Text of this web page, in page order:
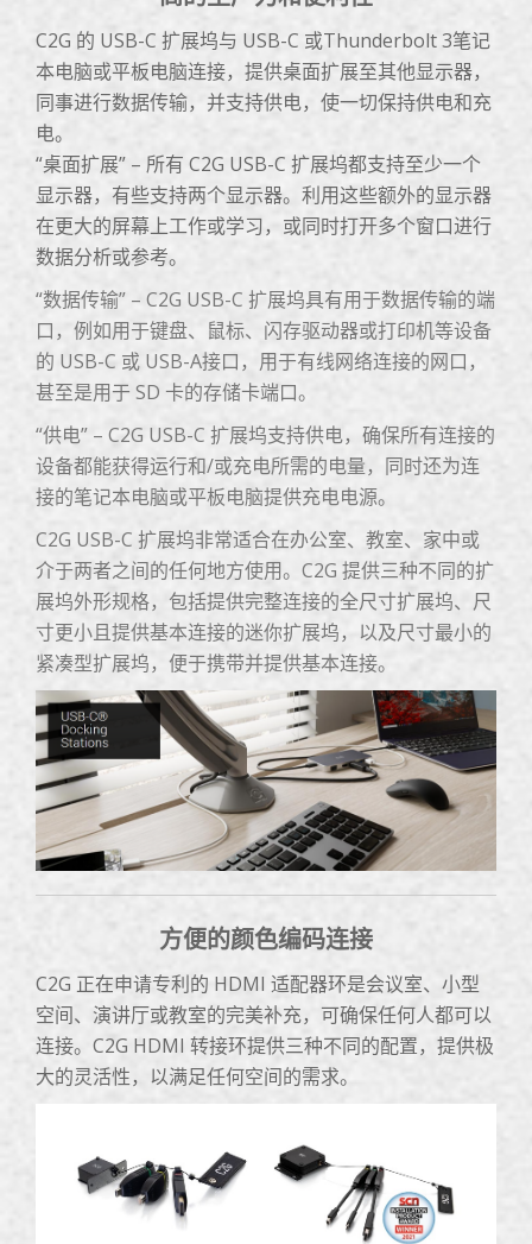
C2G 的 USB-C 扩展坞与 USB-C 或Thunderbolt 3笔记
本电脑或平板电脑连接，提供桌面扩展至其他显示器，
同事进行数据传输，并支持供电，使一切保持供电和充
电。
“桌面扩展” – 所有 C2G USB-C 扩展坞都支持至少一个
显示器，有些支持两个显示器。利用这些额外的显示器
在更大的屏幕上工作或学习，或同时打开多个窗口进行
数据分析或参考。
“数据传输” – C2G USB-C 扩展坞具有用于数据传输的端
口，例如用于键盘、鼠标、闪存驱动器或打印机等设备
的 USB-C 或 USB-A接口，用于有线网络连接的网口，
甚至是用于 SD 卡的存储卡端口。
“供电” – C2G USB-C 扩展坞支持供电，确保所有连接的
设备都能获得运行和/或充电所需的电量，同时还为连
接的笔记本电脑或平板电脑提供充电电源。
C2G USB-C 扩展坞非常适合在办公室、教室、家中或
介于两者之间的任何地方使用。C2G 提供三种不同的扩
展坞外形规格，包括提供完整连接的全尺寸扩展坞、尺
寸更小且提供基本连接的迷你扩展坞，以及尺寸最小的
紧凑型扩展坞，便于携带并提供基本连接。
方便的颜色编码连接
C2G 正在申请专利的 HDMI 适配器环是会议室、小型
空间、演讲厅或教室的完美补充，可确保任何人都可以
连接。C2G HDMI 转接环提供三种不同的配置，提供极
大的灵活性，以满足任何空间的需求。